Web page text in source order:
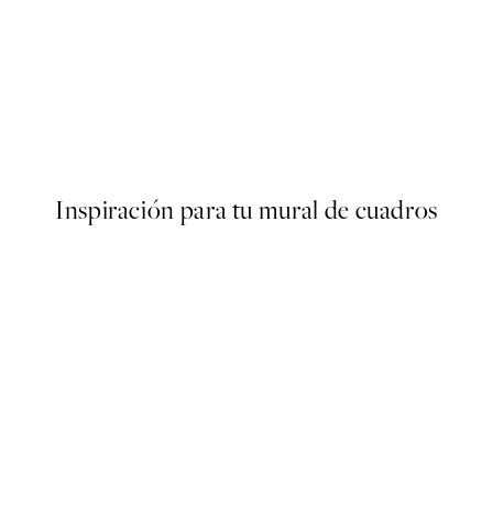
Inspiración para tu mural de cuadros